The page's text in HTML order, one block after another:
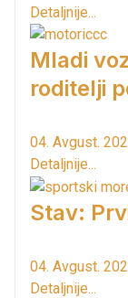
Detaljnije...
Mladi
roditelji
04. Avgust.
Detaljnije...
Stav:
04. Avgust.
Detaljnije...